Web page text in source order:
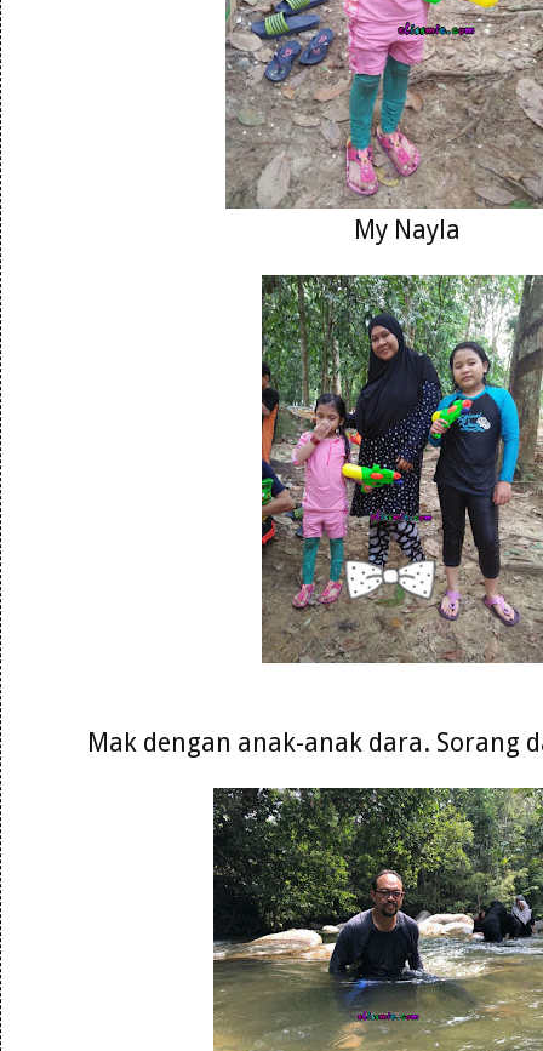
My Nayla
Mak dengan anak-anak dara. Sorang